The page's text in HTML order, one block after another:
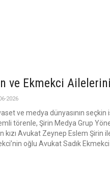
ve Ekmekci
2026
ve medya dünyasının
törenle, Şirin Medya Grup
kızı Avukat Zeynep Eslem Şirin
oğlu Avukat Sadık